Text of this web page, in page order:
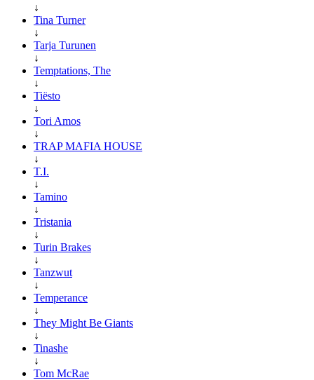
↓
Tina Turner
↓
Tarja Turunen
↓
Temptations, The
↓
Tiësto
↓
Tori Amos
↓
TRAP MAFIA HOUSE
↓
T.I.
↓
Tamino
↓
Tristania
↓
Turin Brakes
↓
Tanzwut
↓
Temperance
↓
They Might Be Giants
↓
Tinashe
↓
Tom McRae